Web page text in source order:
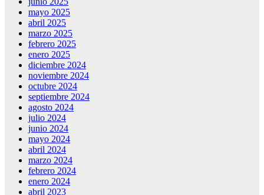
mayo 2025
abril 2025
marzo 2025
febrero 2025
enero 2025
diciembre 2024
noviembre 2024
octubre 2024
septiembre 2024
agosto 2024
julio 2024
junio 2024
mayo 2024
abril 2024
marzo 2024
febrero 2024
enero 2024
abril 2023